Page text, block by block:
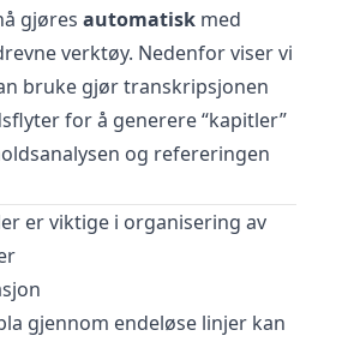
gjøres automatisk med
verktøy. Nedenfor viser vi
bruke gjør transkripsjonen
for å generere “kapitler”
og refereringen
er viktige i organisering av
gjennom endeløse linjer kan